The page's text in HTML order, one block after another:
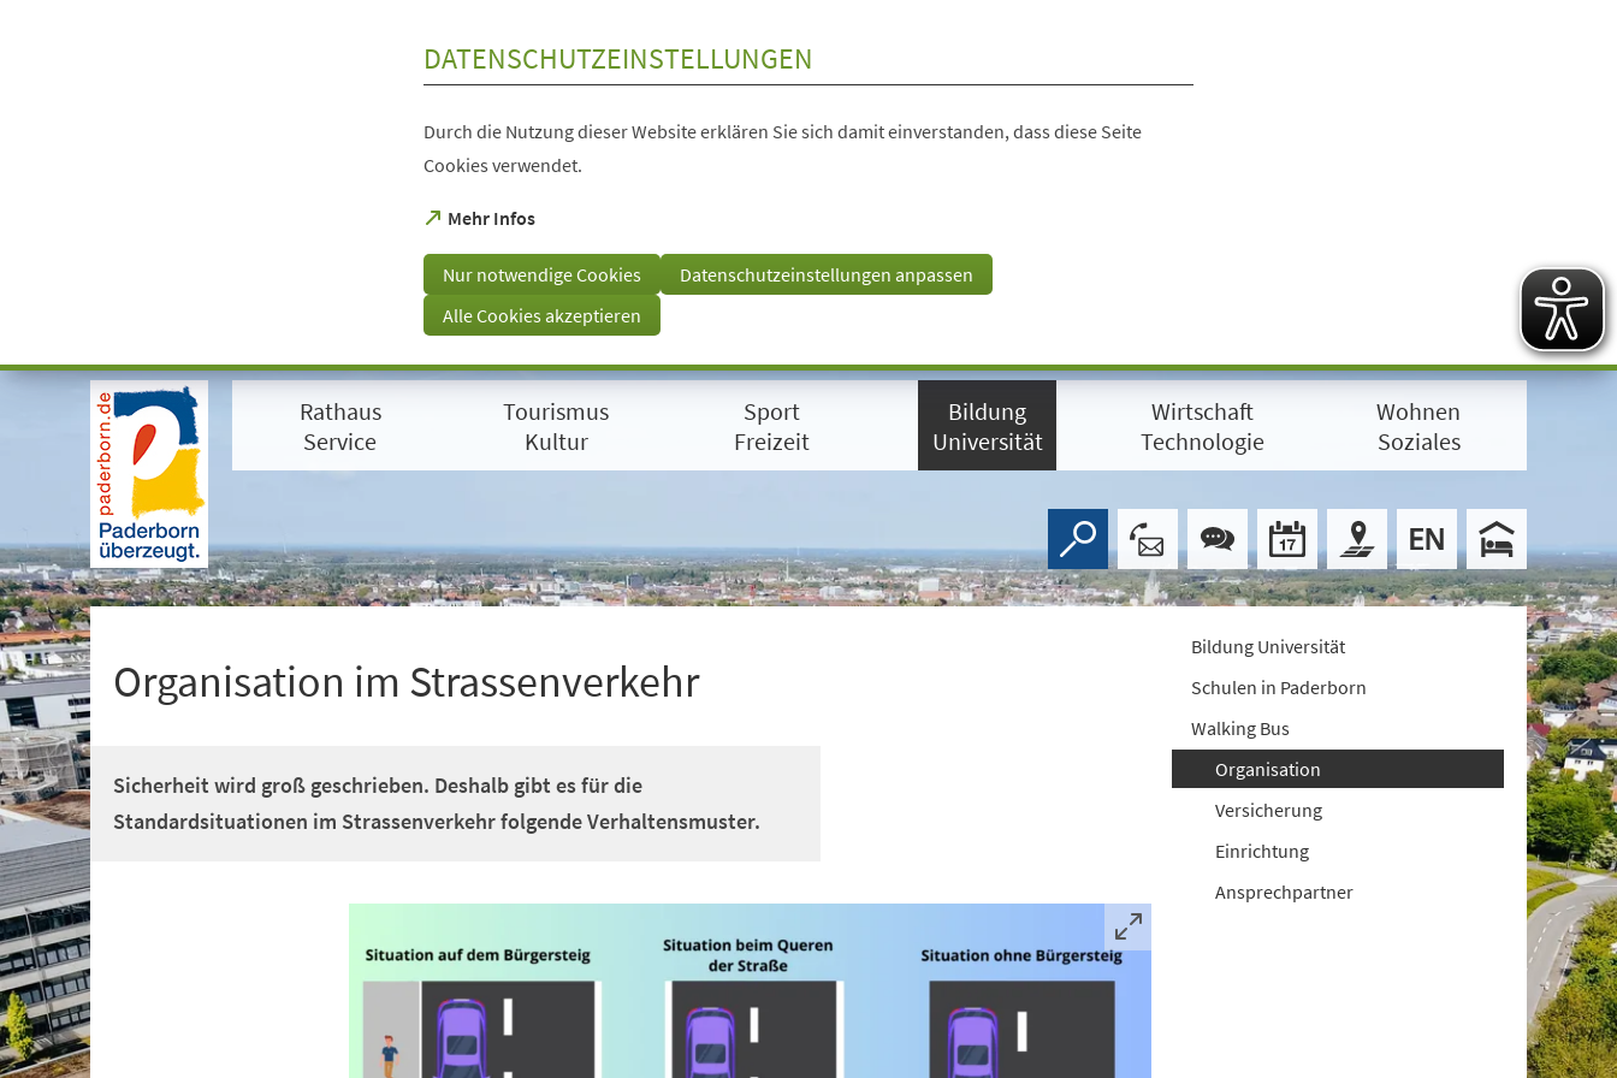
Visuelle
Assistenzsoftware
+
1
DATENSCHUTZEINSTELLUNGEN
Durch die Nutzung dieser Website erklären Sie sich damit einverstanden, dass diese Seite
Cookies verwendet.
Mehr Infos
(Öffnet
einem
neuen
Tab)
Nur notwendige Cookies
Datenschutzeinstellungen anpassen
Alle Cookies akzeptieren
Rathaus
Service
Tourismus
Kultur
Sport
Freizeit
Bildung
Universität
Wirtschaft
Technologie
Wohnen
Soziales
Organisation im Strassenverkehr
Sicherheit wird groß geschrieben. Deshalb gibt es für die
Standardsituationen im Strassenverkehr folgende Verhaltensmuster.
Bildung Universität
Schulen in Paderborn
Walking Bus
Organisation
Versicherung
Einrichtung
Ansprechpartner